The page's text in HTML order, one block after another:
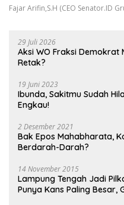
Fajar Arifin,S.H (CEO Senator.ID
29 Juli 2026
Aksi WO Fraksi Demokrat
Retak?
19 Juni 2023
Ibunda, Sakitmu Sudah
Engkau!
2 Desember 2021
Bak Epos Mahabharata,
Berdarah-Darah?
14 November 2015
Lampung Tengah Jadi
Punya Kans Paling Besar,